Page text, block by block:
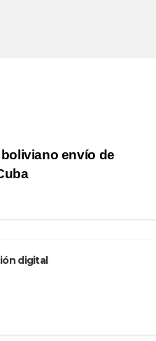
envío de
digital